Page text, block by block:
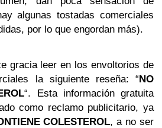
algunas tostadas comerciales
por lo que engordan más).
gracia leer en los envoltorios de
la siguiente reseña: “NO
“. Esta información gratuita
como reclamo publicitario, ya
COLESTEROL, a no ser